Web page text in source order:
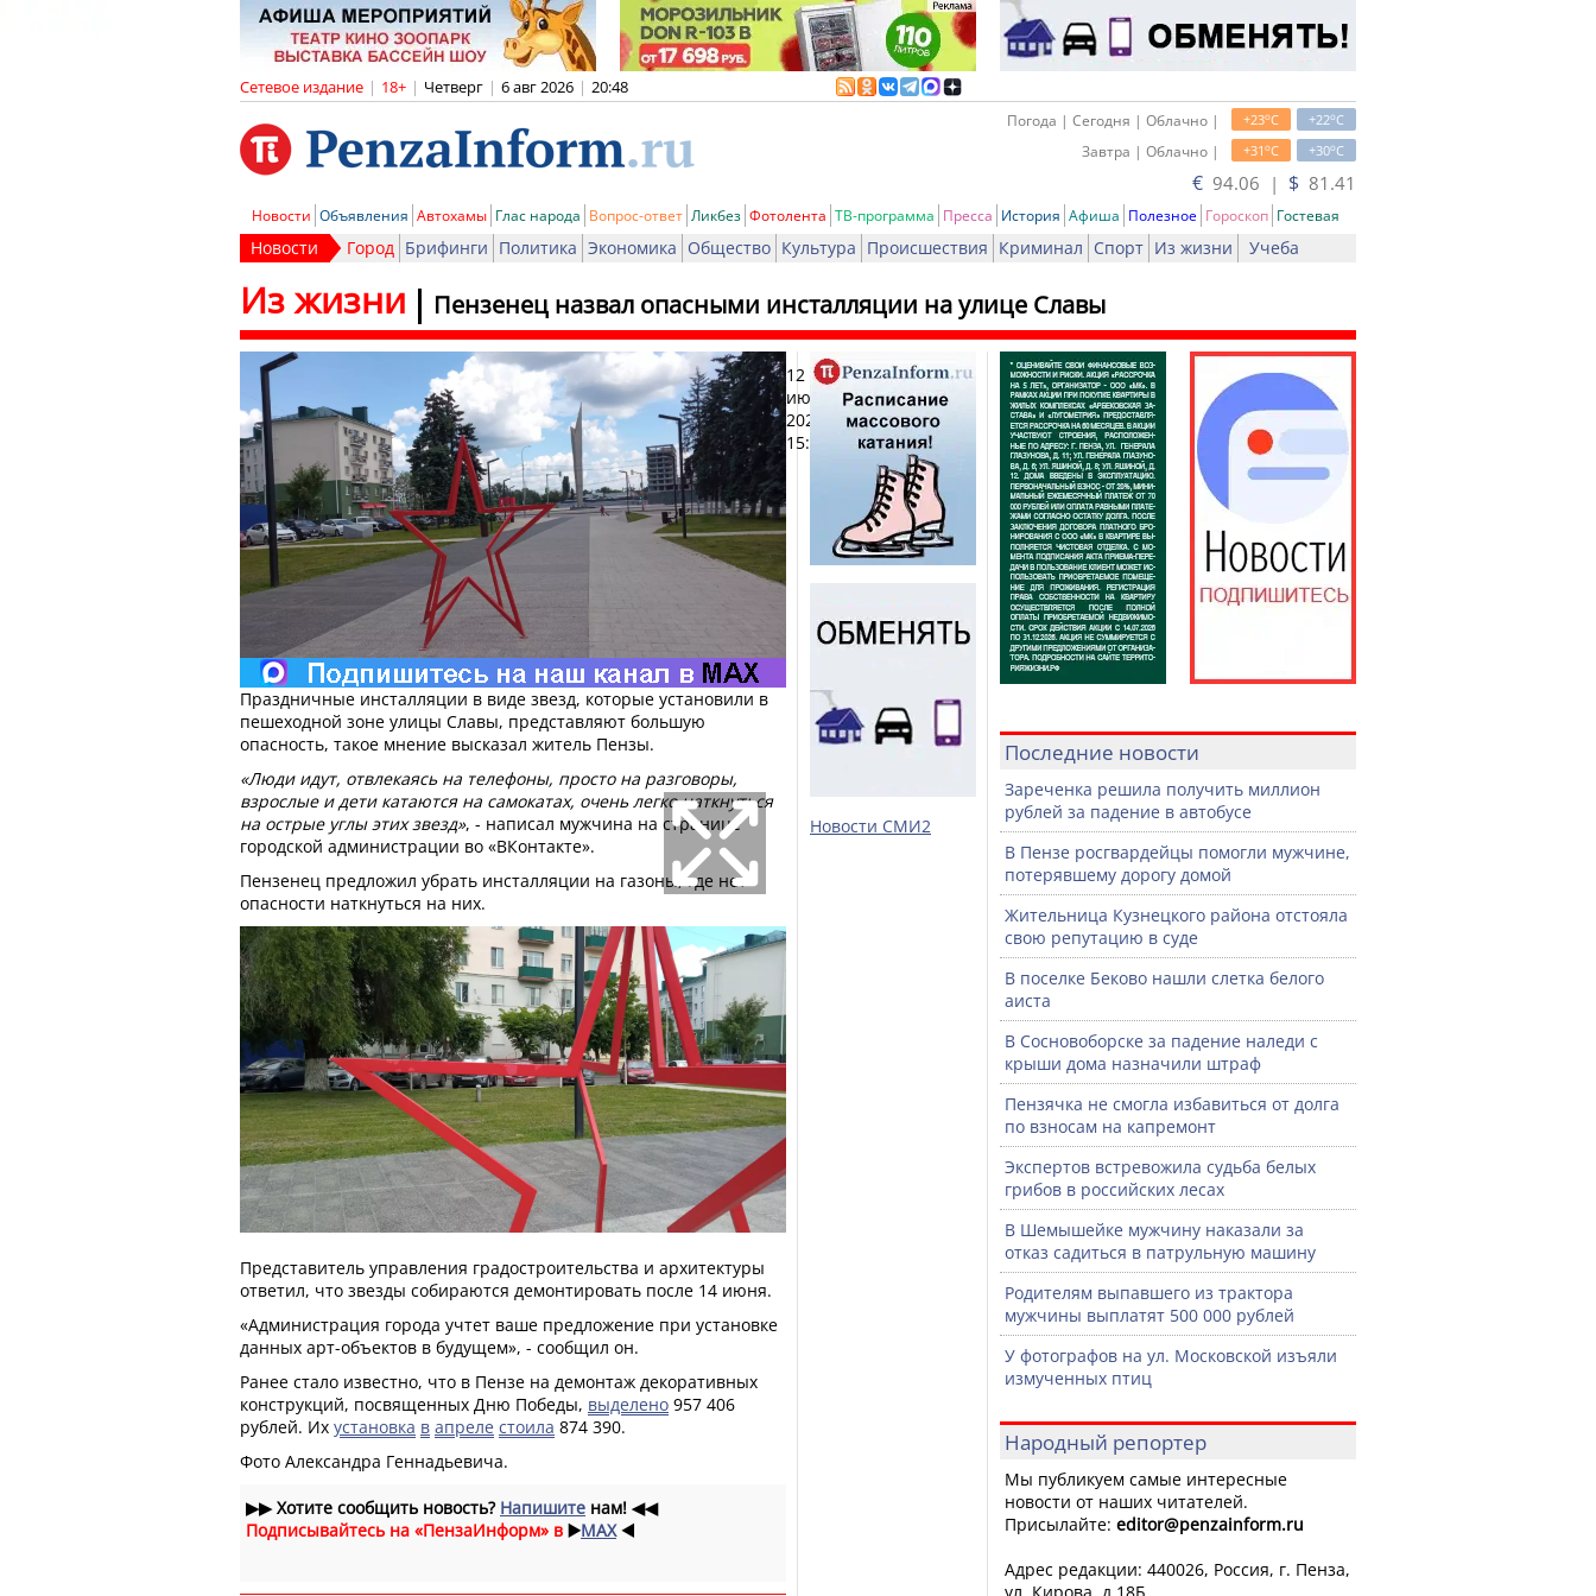
Сетевое издание | 18+ | Четверг | 6 авг 2026 | 20:48
+22oC
+23oC
Погода | Сегодня | Облачно |
+30oC
+31oC
Завтра | Облачно |
€ 94.06 | $ 81.41
Новости Объявления Автохамы Глас народа Вопрос-ответ Ликбез Фотолента ТВ-программа Пресса История Афиша Полезное Гороскоп Гостевая
Новости Город Брифинги Политика Экономика Общество Культура Происшествия Криминал Спорт Из жизни Учеба
Пензенец назвал опасными инсталляции на улице Славы
Из жизни
12
июня
2026,
15:43
Печать
Праздничные инсталляции в виде звезд, которые установили в
пешеходной зоне улицы Славы, представляют большую
опасность, такое мнение высказал житель Пензы.
«Люди идут, отвлекаясь на телефоны, просто на разговоры,
взрослые и дети катаются на самокатах, очень легко наткнуться
на острые углы этих звезд», - написал мужчина на странице
городской администрации во «ВКонтакте».
Пензенец предложил убрать инсталляции на газоны, где нет
опасности наткнуться на них.
Представитель управления градостроительства и архитектуры
ответил, что звезды собираются демонтировать после 14 июня.
«Администрация города учтет ваше предложение при установке
данных арт-объектов в будущем», - сообщил он.
Ранее стало известно, что в Пензе на демонтаж декоративных
конструкций, посвященных Дню Победы, выделено 957 406
рублей. Их установка в апреле стоила 874 390.
Фото Александра Геннадьевича.
▶▶Хотите сообщить новость? Напишите нам! ◀◀
Подписывайтесь на «ПензаИнформ» в ▶️MAX ◀️
Новости СМИ2
Последние новости
Зареченка решила получить миллион
рублей за падение в автобусе
В Пензе росгвардейцы помогли мужчине,
потерявшему дорогу домой
Жительница Кузнецкого района отстояла
свою репутацию в суде
В поселке Беково нашли слетка белого
аиста
В Сосновоборске за падение наледи с
крыши дома назначили штраф
Пензячка не смогла избавиться от долга
по взносам на капремонт
Экспертов встревожила судьба белых
грибов в российских лесах
В Шемышейке мужчину наказали за
отказ садиться в патрульную машину
Родителям выпавшего из трактора
мужчины выплатят 500 000 рублей
У фотографов на ул. Московской изъяли
измученных птиц
Народный репортер
Мы публикуем самые интересные
новости от наших читателей.
Присылайте: editor@penzainform.ru
Адрес редакции: 440026, Россия, г. Пенза,